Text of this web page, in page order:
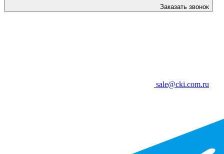
Заказать звонок
sale@cki.com.ru